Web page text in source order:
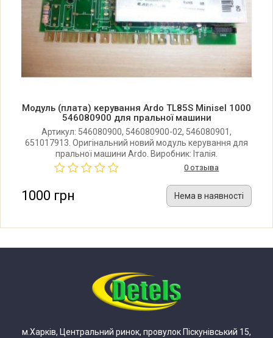
Модуль (плата) керування Ardo TL85S Minisel 1000
546080900 для пральної машини
Артикул: 546080900, 546080900-02, 546080901,
651017913. Оригінальний новий модуль керування для
пральної машини Ardo. Виробник: Італія.
0 отзыва
1000 грн Нема в наявності
м.Харків, Центральний ринок, провулок Піскунівський 15,